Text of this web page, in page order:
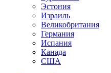
Эстония
Израиль
Великобритания
Германия
Испания
Канада
США